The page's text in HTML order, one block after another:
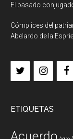
El pasado
Cómplices del
Abelardo de la
ETIQUETAS
Acuerdo